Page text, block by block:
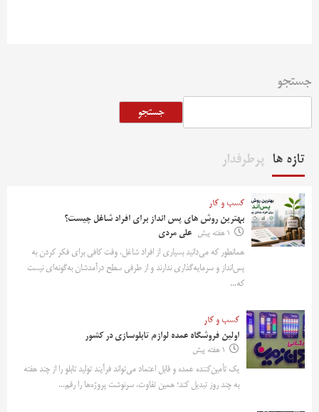
جستجو
جستجو
تازه ها پرطرفدار
کسب و کار
بهترین روش‌ های پس‌ انداز برای افراد شاغل چیست؟
1 هفته پیش
علی مردی
همانطور که می‌دانید بسیاری از افراد شاغل، وقت کافی برای فکر کردن به
پس‌انداز و سرمایه‌گذاری ندارند و از طرفی سطح درآمدشان به‌گونه‌ای نیست
که...
کسب و کار
اولین فروشگاه عمده لوازم تابلوسازی در کشور
1 هفته پیش
یک تأمین‌کننده عمده و قابل اعتماد می‌تواند فرآیند تولید تابلو را از چند هفته
به چند روز تبدیل کند؛ همین تفاوت، سرنوشت پروژه‌ها را رقم...